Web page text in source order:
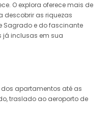
O explora oferece mais de
descobrir as riquezas
Sagrado e do fascinante
já inclusas em sua
apartamentos até as
traslado ao aeroporto de